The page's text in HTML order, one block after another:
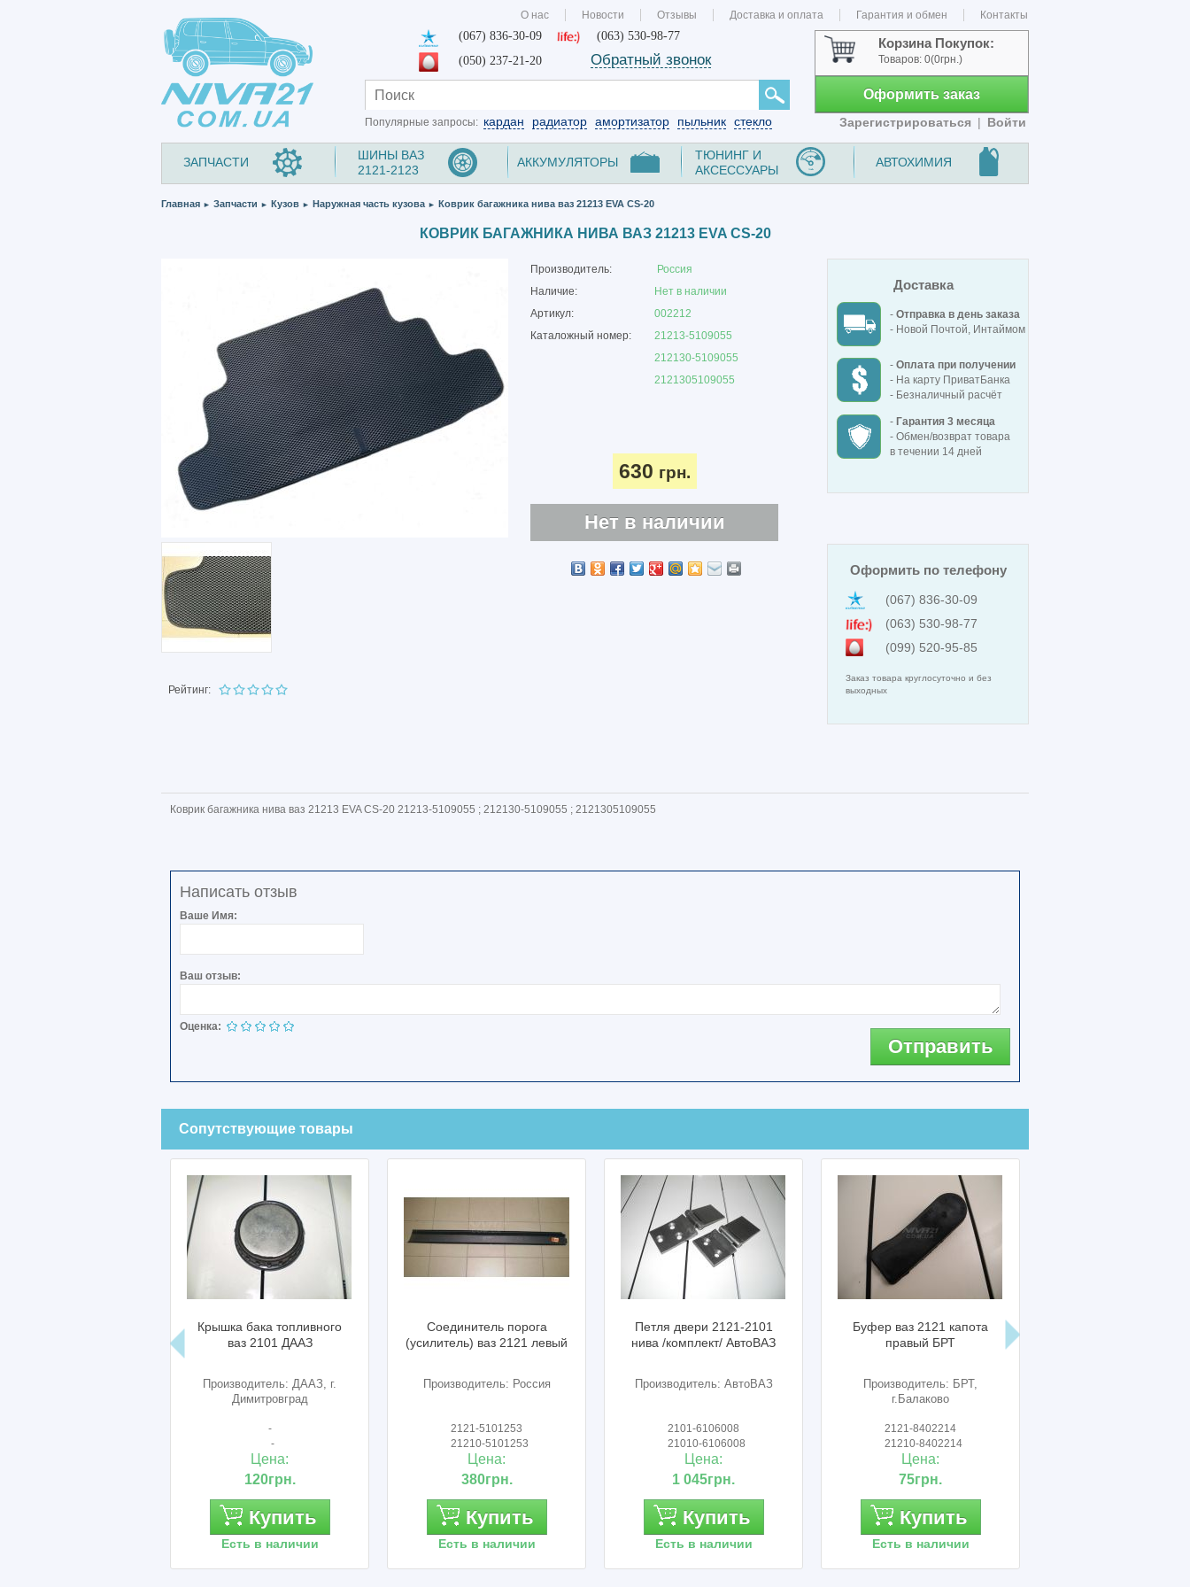
О нас Новости Отзывы Доставка и оплата Гарантия и обмен Контакты
(067) 836-30-09
(063) 530-98-77
(050) 237-21-20
Обратный звонок
Корзина Покупок:
Товаров: 0(0грн.)
Оформить заказ
Зарегистрироваться | Войти
Популярные запросы: кардан радиатор амортизатор пыльник стекло
ЗАПЧАСТИ
ШИНЫ ВАЗ
2121-2123
АККУМУЛЯТОРЫ
ТЮНИНГ И
АКСЕССУАРЫ
АВТОХИМИЯ
Главная ► Запчасти ► Кузов ► Наружная часть кузова ► Коврик багажника нива ваз 21213 EVA CS-20
КОВРИК БАГАЖНИКА НИВА ВАЗ 21213 EVA CS-20
Рейтинг:
Производитель:
Россия
Наличие:
Нет в наличии
Артикул:
002212
Каталожный номер:
21213-5109055
212130-5109055
2121305109055
630 грн.
Нет в наличии
Доставка
- Отправка в день заказа
- Новой Почтой, Интаймом
- Оплата при получении
- На карту ПриватБанка
- Безналичный расчёт
- Гарантия 3 месяца
- Обмен/возврат товара
в течении 14 дней
Оформить по телефону
(067) 836-30-09
(063) 530-98-77
(099) 520-95-85
Заказ товара круглосуточно и без
выходных
Коврик багажника нива ваз 21213 EVA CS-20 21213-5109055 ; 212130-5109055 ; 2121305109055
Написать отзыв
Ваше Имя:
Ваш отзыв:
Оценка:
Отправить
Сопутствующие товары
Крышка бака топливного
ваз 2101 ДААЗ
Производитель: ДААЗ, г.
Димитровград
-
-
Цена:
120грн.
Купить
Есть в наличии
Соединитель порога
(усилитель) ваз 2121 левый
Производитель: Россия
2121-5101253
21210-5101253
Цена:
380грн.
Купить
Есть в наличии
Петля двери 2121-2101
нива /комплект/ АвтоВАЗ
Производитель: АвтоВАЗ
2101-6106008
21010-6106008
Цена:
1 045грн.
Купить
Есть в наличии
Буфер ваз 2121 капота
правый БРТ
Производитель: БРТ,
г.Балаково
2121-8402214
21210-8402214
Цена:
75грн.
Купить
Есть в наличии